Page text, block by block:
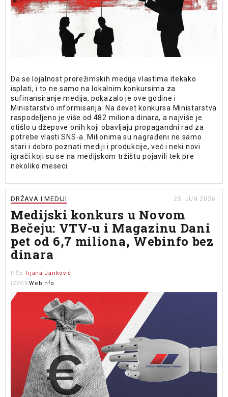
Da se lojalnost prorežimskih medija vlastima itekako
isplati, i to ne samo na lokalnim konkursima za
sufinansiranje medija, pokazalo je ove godine i
Ministarstvo informisanja. Na devet konkursa Ministarstva
raspodeljeno je više od 482 miliona dinara, a najviše je
otišlo u džepove onih koji obavljaju propagandni rad za
potrebe vlasti SNS-a. Milionima su nagrađeni ne samo
stari i dobro poznati mediji i produkcije, već i neki novi
igrači koji su se na medijskom tržištu pojavili tek pre
nekoliko meseci.
DRŽAVA I MEDIJI 25. JUN 2026.
Medijski konkurs u Novom
Bečeju: VTV-u i Magazinu Dani
pet od 6,7 miliona, Webinfo bez
dinara
PIŠE Tijana Janković
IZVOR Webinfo